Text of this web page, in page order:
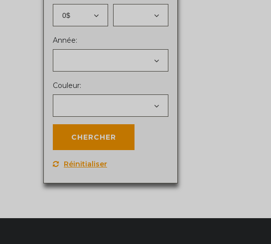
0$
Année:
Couleur:
Réinitialiser